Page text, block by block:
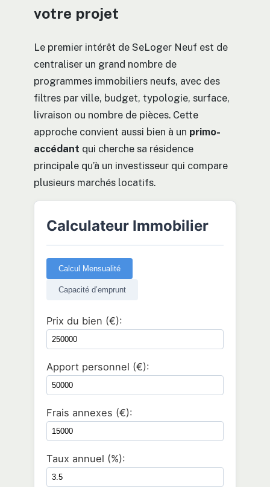
votre projet
Le premier intérêt de SeLoger Neuf est de
centraliser un grand nombre de
programmes immobiliers neufs, avec des
filtres par ville, budget, typologie, surface,
livraison ou nombre de pièces. Cette
approche convient aussi bien à un primo-
accédant qui cherche sa résidence
principale qu’à un investisseur qui compare
plusieurs marchés locatifs.
Calculateur Immobilier
Calcul Mensualité
Capacité d’emprunt
Prix du bien (€):
Apport personnel (€):
Frais annexes (€):
Taux annuel (%):